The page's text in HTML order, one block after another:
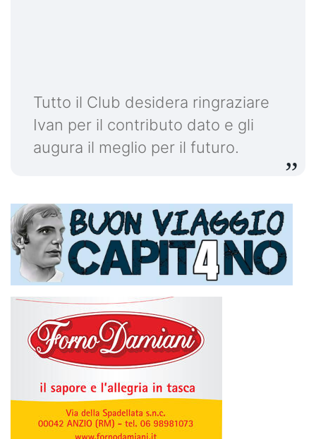
Tutto il Club desidera ringraziare
Ivan per il contributo dato e gli
augura il meglio per il futuro.